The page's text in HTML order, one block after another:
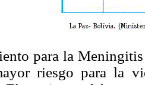
para la
riesgo para la